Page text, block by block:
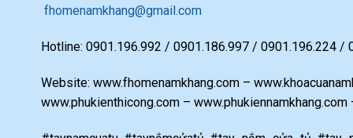
fhomenamkhang@gmail.com
Hotline: 0901.196.992 / 0901.186.997 / 0901.196.224 /
Website: www.fhomenamkhang.com –
www.phukienthicong.com –